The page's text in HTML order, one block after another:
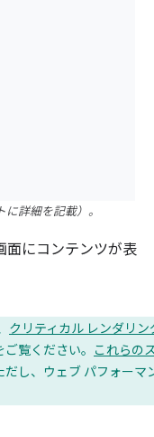
詳細を記載）。
面にコンテンツが表
クリティカル レンダリン
覧ください。
これらの
だし、ウェブ パフォーマ